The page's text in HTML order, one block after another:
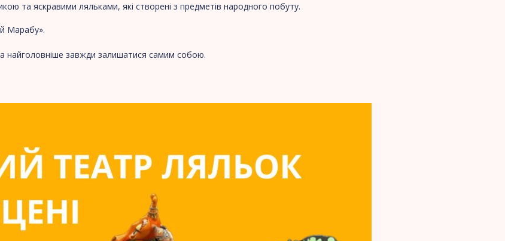
та яскравими ляльками, які створені з предметів народного побуту.
Марабу».
найголовніше завжди залишатися самим собою.